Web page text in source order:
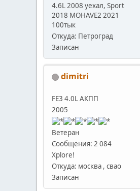
4.6L 2008 уехал, Sport
2018 MOHAVE2 2021
100тык
Откуда: Петроград
Записан
dimitri
FE3 4.0L АКПП
2005
Ветеран
Сообщения: 2 084
Xplore!
Откуда: москва , свао
Записан